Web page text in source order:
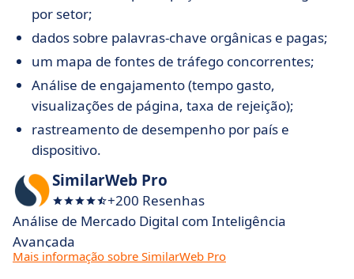
por setor;
dados sobre palavras-chave orgânicas e pagas;
um mapa de fontes de tráfego concorrentes;
Análise de engajamento (tempo gasto,
visualizações de página, taxa de rejeição);
rastreamento de desempenho por país e
dispositivo.
SimilarWeb Pro
+200 Resenhas
Análise de Mercado Digital com Inteligência
Avançada
Mais informação sobre SimilarWeb Pro